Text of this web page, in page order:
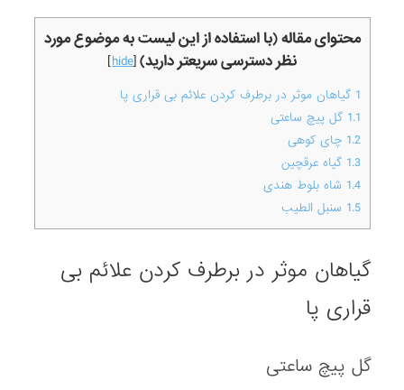
محتوای مقاله (با استفاده از این لیست به موضوع مورد
نظر دسترسی سریعتر دارید)[
hide
]
1 گیاهان موثر در برطرف کردن علائم بی قراری پا
1.1 گل پیچ ساعتی
1.2 چای کوهی
1.3 گیاه عرقچین
1.4 شاه بلوط هندی
1.5 سنبل الطیب
گیاهان موثر در برطرف کردن علائم بی
قراری پا
گل پیچ ساعتی